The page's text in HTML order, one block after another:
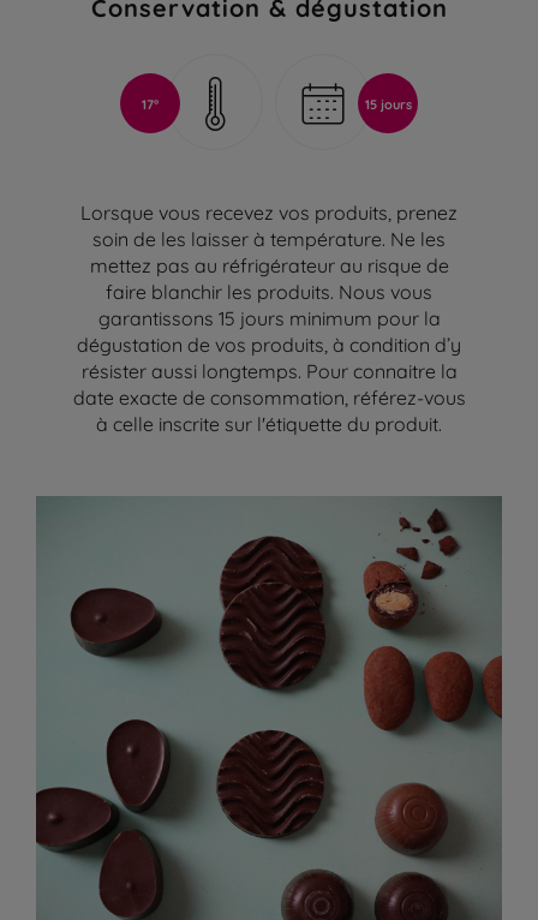
17° 15 jours
Lorsque vous recevez vos produits, prenez
soin de les laisser à température. Ne les
mettez pas au réfrigérateur au risque de
faire blanchir les produits. Nous vous
garantissons 15 jours minimum pour la
dégustation de vos produits, à condition d’y
résister aussi longtemps. Pour connaitre la
date exacte de consommation, référez-vous
à celle inscrite sur l'étiquette du produit.